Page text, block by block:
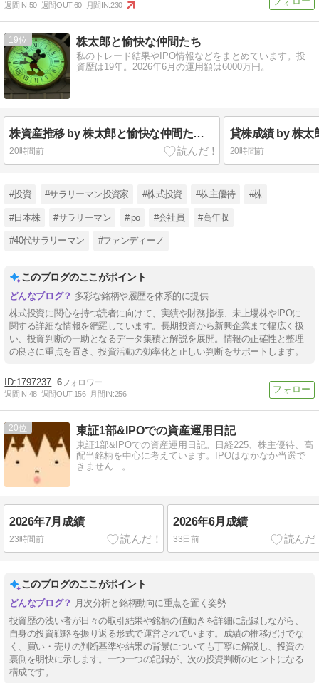
週間IN:50 週間OUT:60 月間IN:230
19 株太郎と愉快な仲間たち
私のトレード結果やIPO情報などをまとめています。投
資歴は19年。2026年6月の運用額は6000万円。
株資産推移 by 株太郎と愉快な仲間たち ｜ 2007年から投資開始した株太郎の株資産推移を公開
20時間前 20時間前
#投資 #サラリーマン投資家 #株式投資 #株主優待 #株
#日本株 #サラリーマン #ipo #会社員 #高年収
#40代サラリーマン #ファンディーノ
このブログのここがポイント
多彩な銘柄や履歴を体系的に提供
株式投資に関心を持つ読者に向けて、実績や財務指標、未上場株やIPOに
関する詳細な情報を網羅しています。長期投資から新興企業まで幅広く扱
い、投資判断の一助となるデータ集積と解説を展開。情報の正確性と整理
の良さに重点を置き、投資活動の効率化と正しい判断をサポートします。
1797237 6
週間IN:48 週間OUT:156 月間IN:256
20 東証1部&IPOでの資産運用日記
東証1部&IPOでの資産運用日記。日経225、株主優待、高
配当銘柄を中心に考えています。IPOはなかなか当選で
きません...。
2026年7月成績
23時間前
2026年6月成績
33日前
このブログのここがポイント
月次分析と銘柄動向に重点を置く姿勢
投資歴の浅い者が日々の取引結果や銘柄の値動きを詳細に記録しながら、
自身の投資戦略を振り返る形式で運営されています。成績の推移だけでな
く、買い・売りの判断基準や結果の背景についても丁寧に解説し、投資の
裏側を明快に示します。一つ一つの記録が、次の投資判断のヒントになる
構成です。